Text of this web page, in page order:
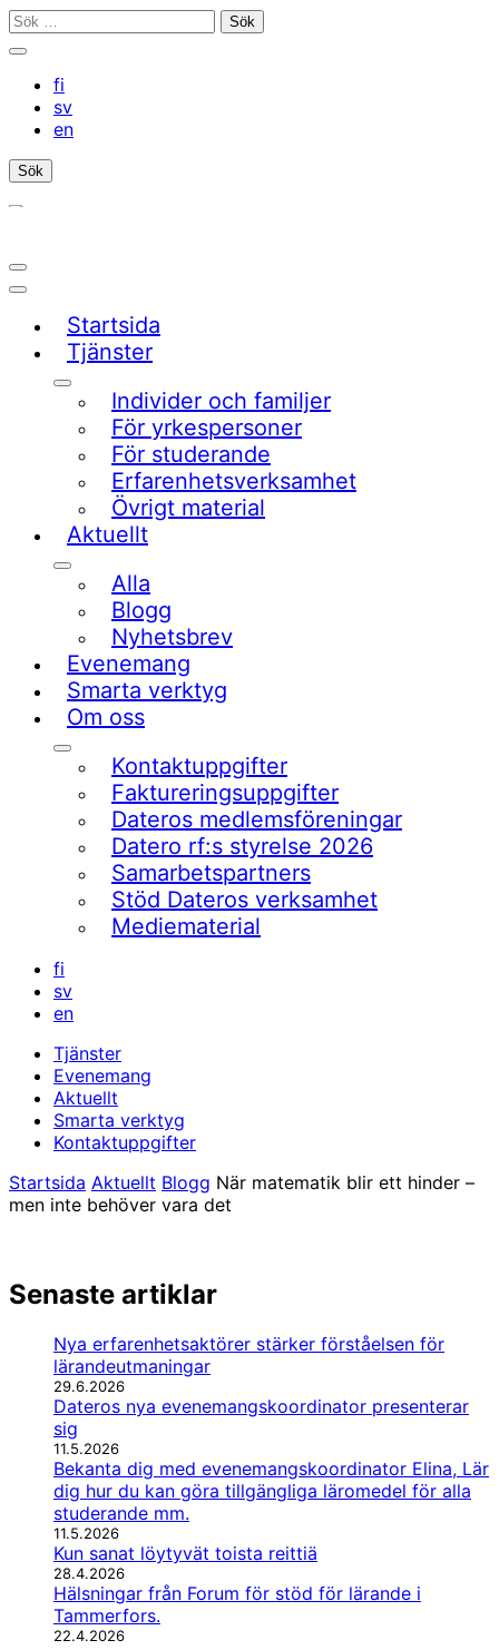
Gå
Sök
Stäng
sökfältet
fi
sv
en
Sök
Öppna/stäng
sökfältet
Huvudmeny
Startsida
Tjänster
UndermenyIndivider och familjer
För yrkespersoner
För studerande
Erfarenhetsverksamhet
Övrigt material
Aktuellt
Undermeny
Alla
Blogg
Nyhetsbrev
Evenemang
Smarta verktyg
Om oss
UndermenyKontaktuppgifter
Faktureringsuppgifter
Dateros medlemsföreningar
Datero rf:s styrelse 2026
Samarbetspartners
Stöd Dateros verksamhet​
Mediematerial
fi
sv
en
Tjänster
Evenemang
Aktuellt
Smarta verktyg
Kontaktuppgifter
Startsida Aktuellt Blogg När matematik blir ett hinder –
men inte behöver vara det
Senaste artiklar
Nya erfarenhetsaktörer stärker förståelsen för
lärandeutmaningar
29.6.2026
Dateros nya evenemangskoordinator presenterar
sig
11.5.2026
Bekanta dig med evenemangskoordinator Elina, Lär
dig hur du kan göra tillgängliga läromedel för alla
studerande mm.
11.5.2026
Kun sanat löytyvät toista reittiä
28.4.2026
Hälsningar från Forum för stöd för lärande i
Tammerfors.
22.4.2026